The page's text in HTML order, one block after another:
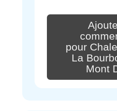
pour
La
Mont